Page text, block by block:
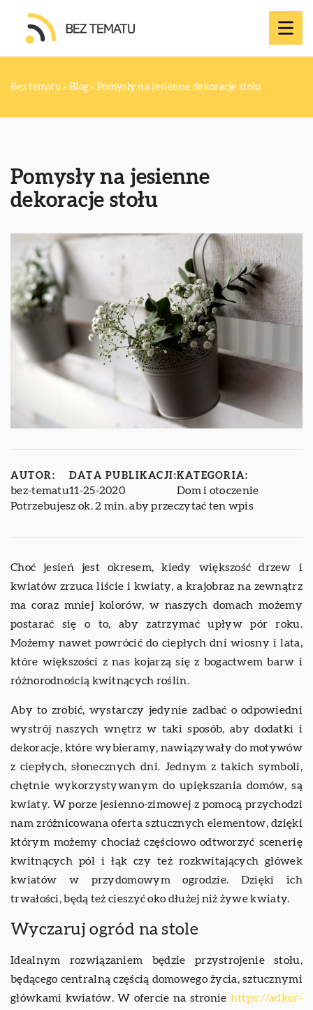
Bez tematu » Blog »Pomysły na jesienne dekoracje stołu
Pomysły na jesienne
dekoracje stołu
AUTOR:
bez-tematu
DATA PUBLIKACJI:
11-25-2020
KATEGORIA:
Dom i otoczenie
Potrzebujesz ok. 2 min. aby przeczytać ten wpis
Choć jesień jest okresem, kiedy większość drzew i
kwiatów zrzuca liście i kwiaty, a krajobraz na zewnątrz
ma coraz mniej kolorów, w naszych domach możemy
postarać się o to, aby zatrzymać upływ pór roku.
Możemy nawet powrócić do ciepłych dni wiosny i lata,
które większości z nas kojarzą się z bogactwem barw i
różnorodnością kwitnących roślin.
Aby to zrobić, wystarczy jedynie zadbać o odpowiedni
wystrój naszych wnętrz w taki sposób, aby dodatki i
dekoracje, które wybieramy, nawiązywały do motywów
z ciepłych, słonecznych dni. Jednym z takich symboli,
chętnie wykorzystywanym do upiększania domów, są
kwiaty. W porze jesienno-zimowej z pomocą przychodzi
nam zróżnicowana oferta sztucznych elementow, dzięki
którym możemy chociaż częściowo odtworzyć scenerię
kwitnących pól i łąk czy też rozkwitających główek
kwiatów w przydomowym ogrodzie. Dzięki ich
trwałości, będą też cieszyć oko dłużej niż żywe kwiaty.
Wyczaruj ogród na stole
Idealnym rozwiązaniem będzie przystrojenie stołu,
będącego centralną częścią domowego życia, sztucznymi
główkami kwiatów. W ofercie na stronie https://adkor-